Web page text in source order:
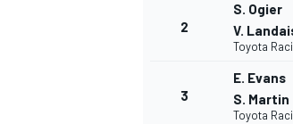
2
S. Ogier
V.
Toyota
3
E. Evans
S. Martin
Toyota